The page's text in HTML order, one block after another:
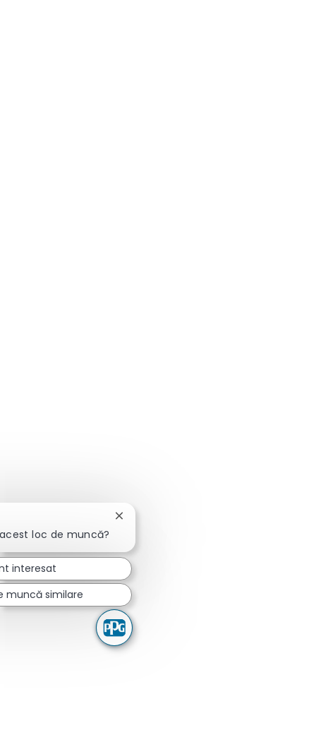
loc de muncă?
Închideți notificarea chatbot-ului
interesat
muncă similare